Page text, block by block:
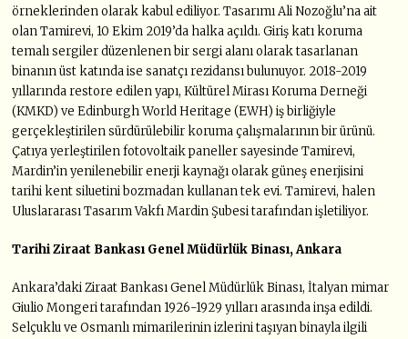
örneklerinden olarak kabul ediliyor. Tasarımı Ali Nozoğlu’na ait
olan Tamirevi, 10 Ekim 2019’da halka açıldı. Giriş katı koruma
temalı sergiler düzenlenen bir sergi alanı olarak tasarlanan
binanın üst katında ise sanatçı rezidansı bulunuyor. 2018-2019
yıllarında restore edilen yapı, Kültürel Mirası Koruma Derneği
(KMKD) ve Edinburgh World Heritage (EWH) iş birliğiyle
gerçekleştirilen sürdürülebilir koruma çalışmalarının bir ürünü.
Çatıya yerleştirilen fotovoltaik paneller sayesinde Tamirevi,
Mardin’in yenilenebilir enerji kaynağı olarak güneş enerjisini
tarihi kent siluetini bozmadan kullanan tek evi. Tamirevi, halen
Uluslararası Tasarım Vakfı Mardin Şubesi tarafından işletiliyor.
Tarihi Ziraat Bankası Genel Müdürlük Binası, Ankara
Ankara’daki Ziraat Bankası Genel Müdürlük Binası, İtalyan mimar
Giulio Mongeri tarafından 1926-1929 yılları arasında inşa edildi.
Selçuklu ve Osmanlı mimarilerinin izlerini taşıyan binayla ilgili